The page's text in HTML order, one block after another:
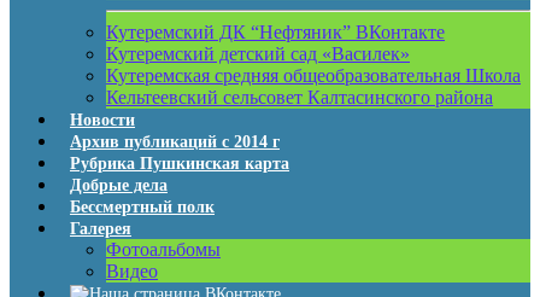
Кутеремский ДК “Нефтяник” ВКонтакте
Кутеремский детский сад «Василек»
Кутеремская средняя общеобразовательная Школа
Кельтеевский сельсовет Калтасинского района
Новости
Архив публикаций с 2014 г
Рубрика Пушкинская карта
Добрые дела
Бессмертный полк
Галерея
Фотоальбомы
Видео